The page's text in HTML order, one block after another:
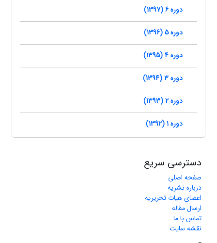
دوره 6 (1397)
دوره 5 (1396)
دوره 4 (1395)
دوره 3 (1394)
دوره 2 (1393)
دوره 1 (1392)
دسترسی سریع
صفحه اصلی
درباره نشریه
اعضای هیات تحریریه
ارسال مقاله
تماس با ما
نقشه سایت